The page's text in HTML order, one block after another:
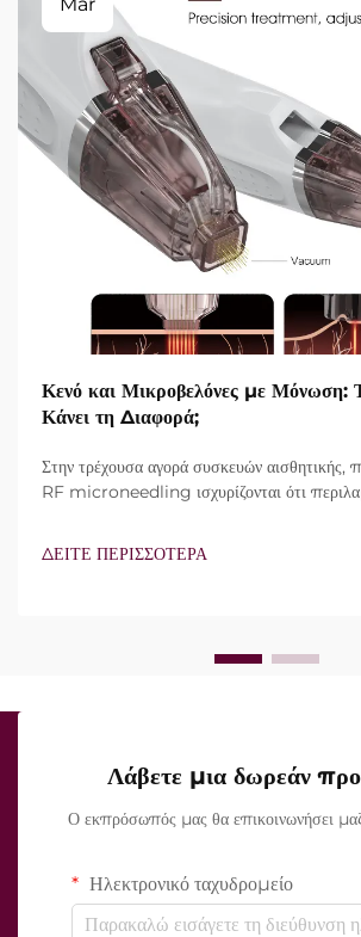
Κενό και Μικροβελόνες με Μόνωση:
Κάνει τη Διαφορά;
Στην τρέχουσα αγορά συσκευών αισθητικής,
RF microneedling ισχυρίζονται ότι
χαρακτηριστικά υπάρχουν, αλλά πώς
ΔΕΙΤΕ ΠΕΡΙΣΣΟΤΕΡΑ
Λάβετε μια δωρεάν
Ο εκπρόσωπός μας θα επικοινωνήσει
Ηλεκτρονικό ταχυδρομείο